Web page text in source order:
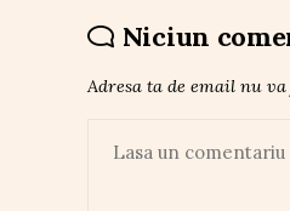
Niciun
Adresa ta de email nu